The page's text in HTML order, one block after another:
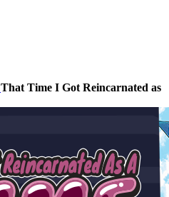
That Time I Got Reincarnated as